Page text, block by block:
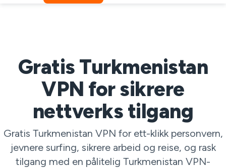
Gratis Turkmenistan
VPN for sikrere
nettverks tilgang
Gratis Turkmenistan VPN for ett-klikk personvern,
jevnere surfing, sikrere arbeid og reise, og rask
tilgang med en pålitelig Turkmenistan VPN-